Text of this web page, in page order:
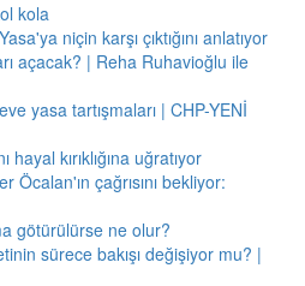
kola
niçin karşı çıktığını anlatıyor
açacak? | Reha Ruhavioğlu ile
yasa tartışmaları | CHP-YENİ
hayal kırıklığına uğratıyor
çağrısını bekliyor:
götürülürse ne olur?
sürece bakışı değişiyor mu? |